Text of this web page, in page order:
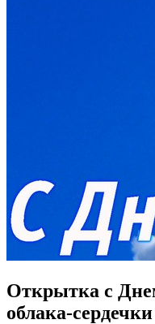
Открытка с
облака-сердечки